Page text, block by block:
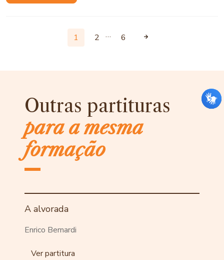
1 2 … 6
Outras partituras
para a mesma
formação
A alvorada
Enrico Bernardi
Ver partitura